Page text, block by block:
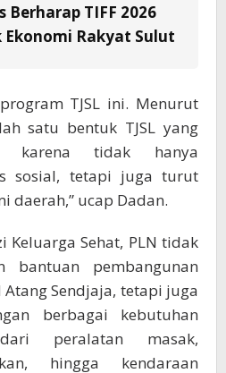
Berharap TIFF 2026
Ekonomi Rakyat Sulut
TJSL ini. Menurut
satu bentuk TJSL yang
karena tidak hanya
sosial, tetapi juga turut
daerah,” ucap Dadan.
Keluarga Sehat, PLN tidak
bantuan pembangunan
Atang Sendjaja, tetapi juga
berbagai kebutuhan
peralatan masak,
hingga kendaraan